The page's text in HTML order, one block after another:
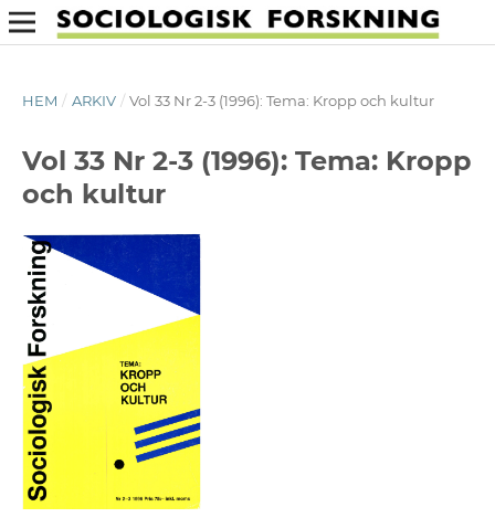
HEM / ARKIV / Vol 33 Nr 2-3 (1996): Tema: Kropp och kultur
Vol 33 Nr 2-3 (1996): Tema: Kropp
och kultur